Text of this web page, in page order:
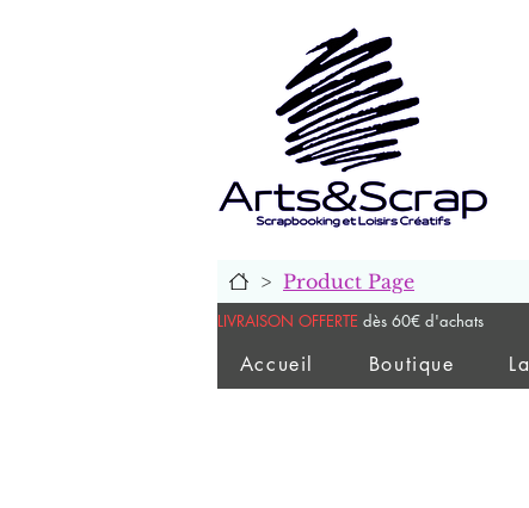
> Product Page
LIVRAISON OFFERTE dès 60€ d'achats
Accueil Boutique